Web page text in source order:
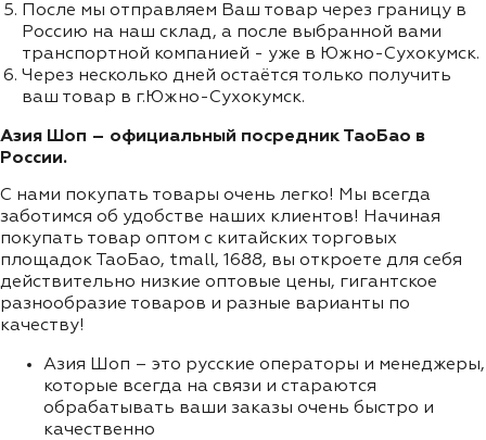
После мы отправляем Ваш товар через границу в
Россию на наш склад, а после выбранной вами
транспортной компанией - уже в Южно-Сухокумск.
Через несколько дней остаётся только получить
ваш товар в г.Южно-Сухокумск.
Азия Шоп – официальный посредник ТаоБао в
России.
С нами покупать товары очень легко! Мы всегда
заботимся об удобстве наших клиентов! Начиная
покупать товар оптом с китайских торговых
площадок ТаоБао, tmall, 1688, вы откроете для себя
действительно низкие оптовые цены, гигантское
разнообразие товаров и разные варианты по
качеству!
Азия Шоп – это русские операторы и менеджеры,
которые всегда на связи и стараются
обрабатывать ваши заказы очень быстро и
качественно